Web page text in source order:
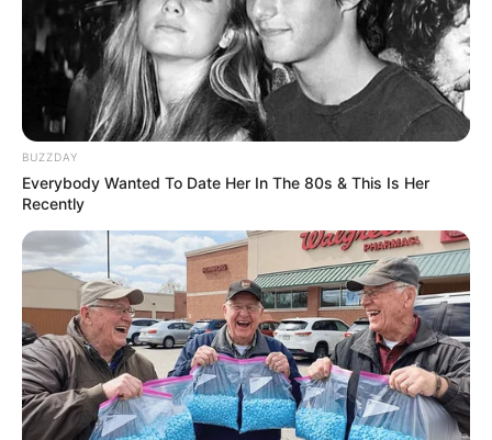
BUZZDAY
Everybody Wanted To Date Her In The 80s & This Is Her
Recently